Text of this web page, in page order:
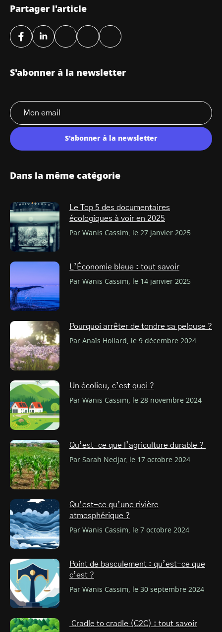
Partager l'article
S'abonner à la newsletter
S'abonner à la newsletter
Dans la même catégorie
Le Top 5 des documentaires
écologiques à voir en 2025
Par Wanis Cassim, le 27 janvier 2025
L’Économie bleue : tout savoir
Par Wanis Cassim, le 14 janvier 2025
Pourquoi arrêter de tondre sa pelouse ?
Par Anaïs Hollard, le 9 décembre 2024
Un écolieu, c’est quoi ?
Par Wanis Cassim, le 28 novembre 2024
Qu’est-ce que l’agriculture durable ?
Par Sarah Nedjar, le 17 octobre 2024
Qu’est-ce qu’une rivière
atmosphérique ?
Par Wanis Cassim, le 7 octobre 2024
Point de basculement : qu’est-ce que
c’est ?
Par Wanis Cassim, le 30 septembre 2024
Cradle to cradle (C2C) : tout savoir